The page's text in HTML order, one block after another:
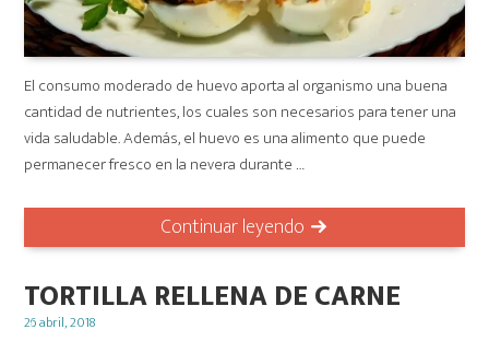
El consumo moderado de huevo aporta al organismo una buena
cantidad de nutrientes, los cuales son necesarios para tener una
vida saludable. Además, el huevo es una alimento que puede
permanecer fresco en la nevera durante …
Continuar leyendo
TORTILLA RELLENA DE CARNE
Posted
26 abril, 2018